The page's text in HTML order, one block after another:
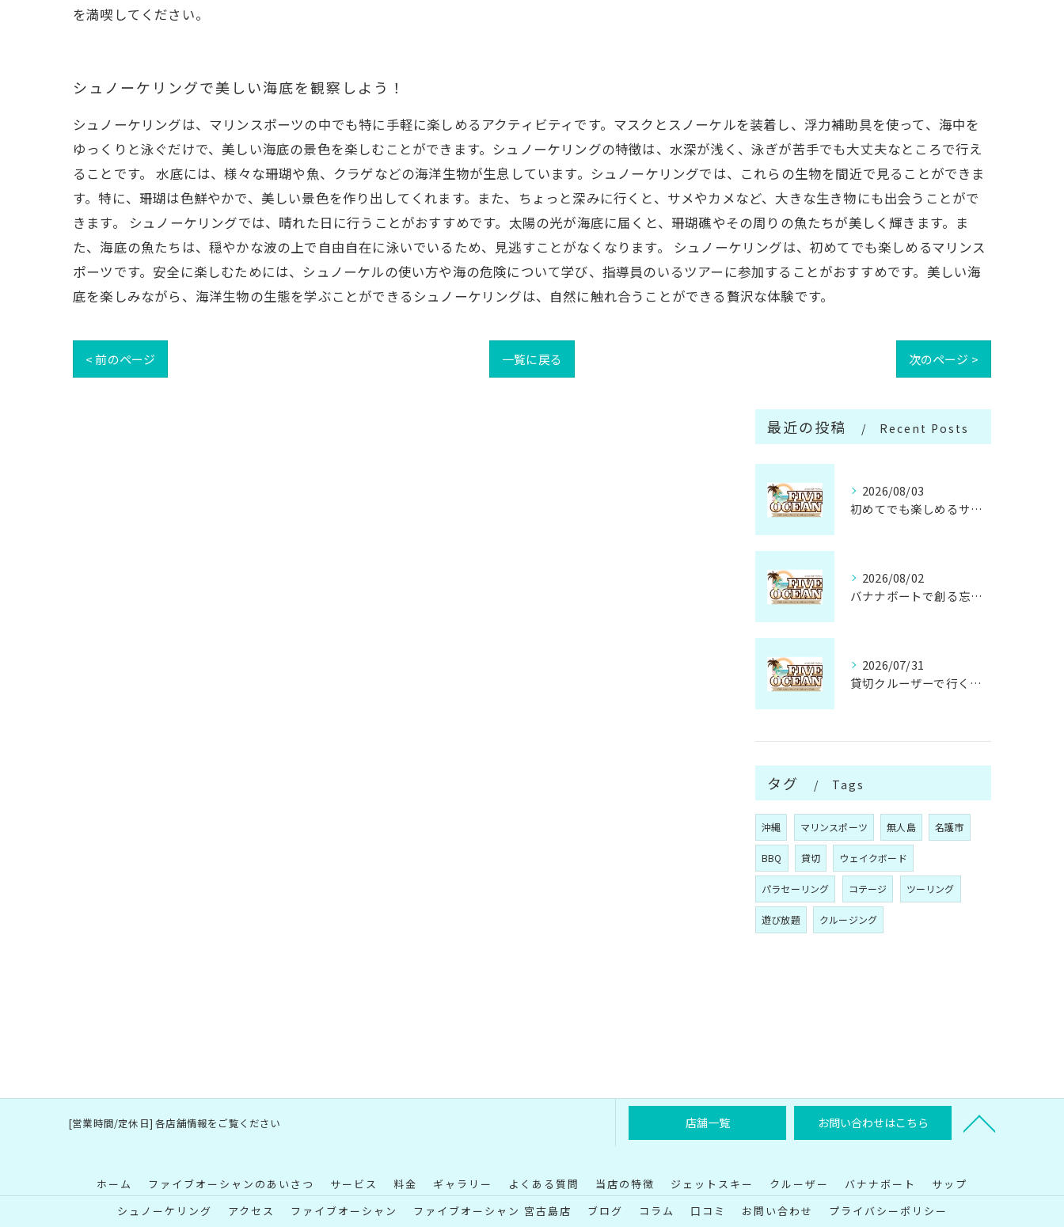
を満喫してください。
シュノーケリングで美しい海底を観察しよう！
シュノーケリングは、マリンスポーツの中でも特に手軽に楽しめるアクティビティです。マスクとスノーケルを装着し、浮力補助具を使って、海中を
ゆっくりと泳ぐだけで、美しい海底の景色を楽しむことができます。シュノーケリングの特徴は、水深が浅く、泳ぎが苦手でも大丈夫なところで行え
ることです。 水底には、様々な珊瑚や魚、クラゲなどの海洋生物が生息しています。シュノーケリングでは、これらの生物を間近で見ることができま
す。特に、珊瑚は色鮮やかで、美しい景色を作り出してくれます。また、ちょっと深みに行くと、サメやカメなど、大きな生き物にも出会うことがで
きます。 シュノーケリングでは、晴れた日に行うことがおすすめです。太陽の光が海底に届くと、珊瑚礁やその周りの魚たちが美しく輝きます。ま
た、海底の魚たちは、穏やかな波の上で自由自在に泳いでいるため、見逃すことがなくなります。 シュノーケリングは、初めてでも楽しめるマリンス
ポーツです。安全に楽しむためには、シュノーケルの使い方や海の危険について学び、指導員のいるツアーに参加することがおすすめです。美しい海
底を楽しみながら、海洋生物の生態を学ぶことができるシュノーケリングは、自然に触れ合うことができる贅沢な体験です。
< 前のページ 一覧に戻る 次のページ >
最近の投稿 Recent Posts
2026/08/03
初めてでも楽しめるサップ体験の魅力と準備方法
2026/08/02
バナナボートで創る忘れられない仲間との思い出
2026/07/31
貸切クルーザーで行く無人島の魅力と楽しみ方
タグ Tags
沖縄 マリンスポーツ 無人島 名護市
BBQ 貸切 ウェイクボード
パラセーリング コテージ ツーリング
遊び放題 クルージング
[営業時間/定休日] 各店舗情報をご覧ください 店舗一覧 お問い合わせはこちら
ホーム ファイブオーシャンのあいさつ サービス 料金 ギャラリー よくある質問 当店の特徴 ジェットスキー クルーザー バナナボート
サップ
シュノーケリング
アクセス ファイブオーシャン ファイブオーシャン 宮古島店 ブログ コラム 口コミ お問い合わせ プライバシーポリシー